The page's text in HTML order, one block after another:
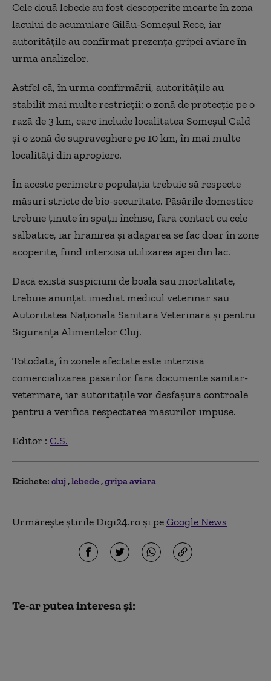
Cele două lebede au fost descoperite moarte în zona
lacului de acumulare Gilău-Someșul Rece, iar
autoritățile au confirmat prezența gripei aviare în
urma analizelor.
Astfel că, în urma confirmării, autoritățile au
stabilit mai multe restricții: o zonă de protecție pe o
rază de 3 km, care include localitatea Someșul Cald
și o zonă de supraveghere pe 10 km, în mai multe
localități din apropiere.
În aceste perimetre populația trebuie să respecte
măsuri stricte de bio-securitate. Păsările domestice
trebuie ținute în spații închise, fără contact cu cele
sălbatice, iar hrănirea și adăparea se fac doar în zone
acoperite, fiind interzisă utilizarea apei din lac.
Dacă există suspiciuni de boală sau mortalitate,
trebuie anunțat imediat medicul veterinar sau
Autoritatea Națională Sanitară Veterinară şi pentru
Siguranţa Alimentelor Cluj.
Totodată, în zonele afectate este interzisă
comercializarea păsărilor fără documente sanitar-
veterinare, iar autoritățile vor desfășura controale
pentru a verifica respectarea măsurilor impuse.
Editor : C.S.
Etichete: cluj lebede gripa aviara
Urmărește știrile Digi24.ro și peGoogle News
Te-ar putea interesa și: